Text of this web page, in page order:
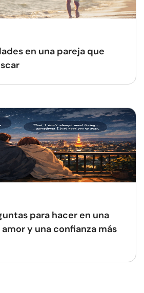
en una pareja que
para hacer en una
y una confianza más